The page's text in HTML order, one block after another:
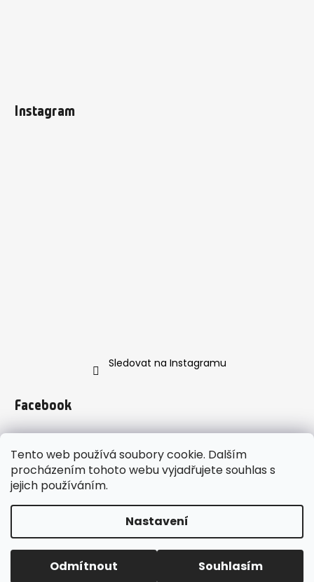
Tento web používá soubory cookie. Dalším
procházením tohoto webu vyjadřujete souhlas s
jejich používáním.
Nastavení
Odmítnout Souhlasím
Instagram
Sledovat na Instagramu
Facebook
https://www.instagram.com/enveroshop/
Vytvořil Shoptet
Copyright 2026enveroshop. Všechna práva
vyhrazena.
Upravit nastavení cookies